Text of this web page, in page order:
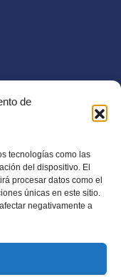
de
tecnologías como las
del dispositivo. El
procesar datos como el
únicas en este sitio.
negativamente a